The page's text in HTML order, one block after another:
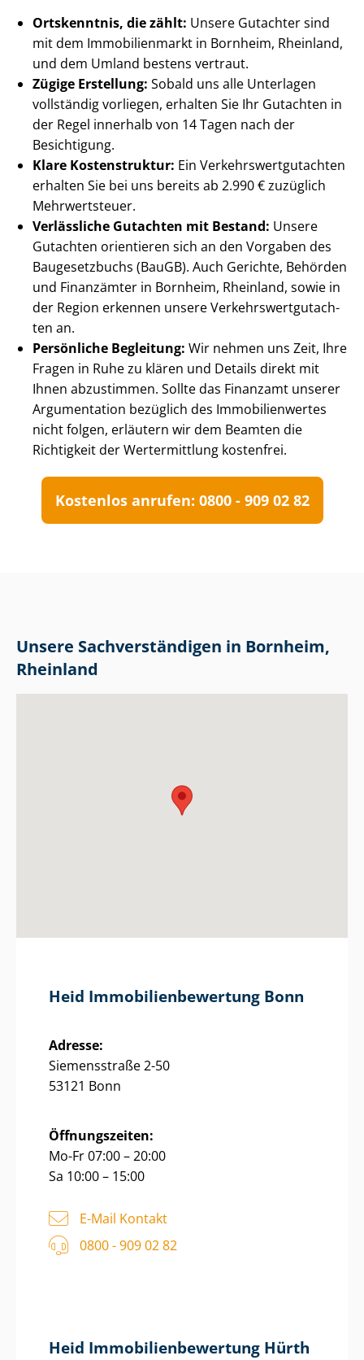
Ortskenntnis, die zählt: Unsere Gutachter sind
mit dem Immobilienmarkt in Bornheim, Rheinland,
und dem Umland bestens vertraut.
Zügige Erstellung: Sobald uns alle Unterlagen
vollständig vorliegen, erhalten Sie Ihr Gutachten in
der Regel innerhalb von 14 Tagen nach der
Besichtigung.
Klare Kostenstruktur: Ein Ver­kehrs­wert­gut­ach­ten
erhalten Sie bei uns bereits ab 2.990 € zuzüglich
Mehrwertsteuer.
Verlässliche Gutachten mit Bestand: Unsere
Gutachten orientieren sich an den Vorgaben des
Baugesetzbuchs (BauGB). Auch Gerichte, Behörden
und Finanzämter in Bornheim, Rheinland, sowie in
der Region erkennen unsere Ver­kehrs­wert­gut­ach­
ten an.
Persönliche Begleitung: Wir nehmen uns Zeit, Ihre
Fragen in Ruhe zu klären und Details direkt mit
Ihnen abzustimmen. Sollte das Finanzamt unserer
Argumentation bezüglich des Im­mo­bi­li­en­wer­tes
nicht folgen, erläutern wir dem Beamten die
Richtigkeit der Wertermittlung kostenfrei.
Kostenlos anrufen: 0800 - 909 02 82
Unsere Sach­ver­stän­di­gen in Bornheim,
Rheinland
Heid Im­mo­bi­li­en­be­wer­tung Bonn
Adresse:
Siemensstraße 2-50
53121 Bonn
Öffnungszeiten:
Mo-Fr 07:00 – 20:00
Sa 10:00 – 15:00
E-Mail Kontakt
0800 - 909 02 82
Heid Im­mo­bi­li­en­be­wer­tung Hürth